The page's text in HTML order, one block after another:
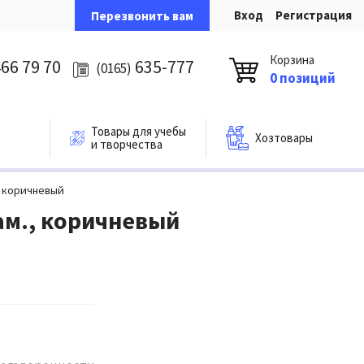
Перезвонить вам Вход Регистрация
79 70 (0165) 635-777 Корзина
0 позиций
Товары для учебы
и творчества
Хозтовары
коричневый